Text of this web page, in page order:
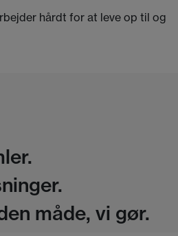
hårdt for at leve op til og
måde, vi gør.